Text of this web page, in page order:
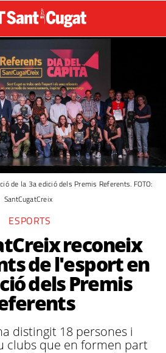
de la 3a edició dels Premis Referents. FOTO:
SantCugatCreix
ESPORTS
reconeix
de l'esport en
dels Premis
distingit 18 persones i
clubs que en formen part